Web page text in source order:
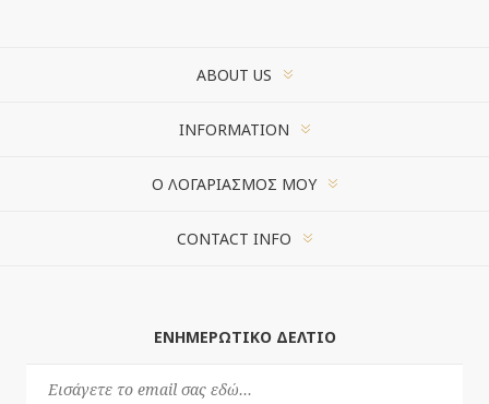
ABOUT US
INFORMATION
Ο ΛΟΓΑΡΙΑΣΜΌΣ ΜΟΥ
CONTACT INFO
ΕΝΗΜΕΡΩΤΙΚΌ ΔΕΛΤΊΟ